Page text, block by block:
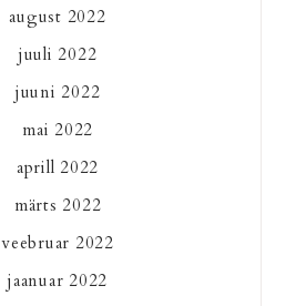
august 2022
juuli 2022
juuni 2022
mai 2022
aprill 2022
märts 2022
veebruar 2022
jaanuar 2022